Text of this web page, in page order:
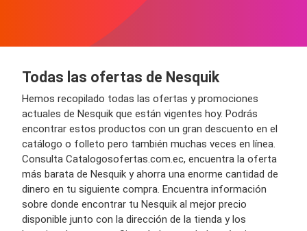
Todas las ofertas de Nesquik
Hemos recopilado todas las ofertas y promociones
actuales de Nesquik que están vigentes hoy. Podrás
encontrar estos productos con un gran descuento en el
catálogo o folleto pero también muchas veces en línea.
Consulta Catalogosofertas.com.ec, encuentra la oferta
más barata de Nesquik y ahorra una enorme cantidad de
dinero en tu siguiente compra. Encuentra información
sobre donde encontrar tu Nesquik al mejor precio
disponible junto con la dirección de la tienda y los